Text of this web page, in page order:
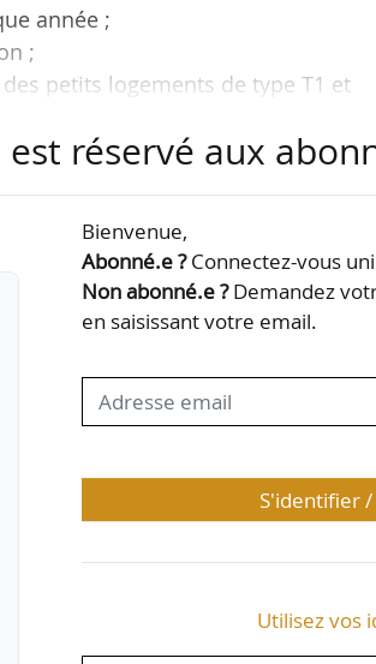
année ;
;
petits logements de type T1 et
non pourvues), Auvergne Rhône-
de satisfaire, en moyenne, trois
et la Corse ont des taux
réservé aux
Bienvenue,
Abonné.e ?Connectez-vous
Non abonné.e ?Demandez
en saisissant votre email.
S'identifier
Utilisez vos